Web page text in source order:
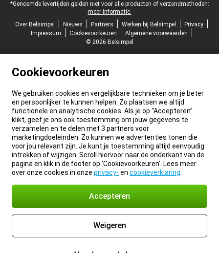
*Genoemde levertijden gelden niet voor alle producten of verzendmethoden:
meer informatie.
Over Belsimpel
Nieuws Partners Werken bij Belsimpel
Privacy
Impressum
Cookievoorkeuren
Algemene voorwaarden
© 2026 Belsimpel
Cookievoorkeuren
We gebruiken cookies en vergelijkbare technieken om je beter
en persoonlijker te kunnen helpen. Zo plaatsen we altijd
functionele en analytische cookies. Als je op “Accepteren”
klikt, geef je ons ook toestemming om jouw gegevens te
verzamelen en te delen met 3 partners voor
marketingdoeleinden. Zo kunnen we advertenties tonen die
voor jou relevant zijn. Je kunt je toestemming altijd eenvoudig
intrekken of wijzigen. Scroll hiervoor naar de onderkant van de
pagina en klik in de footer op 'Cookievoorkeuren'. Lees meer
over onze cookies in onze privacy- en cookieverklaring
Accepteren
Weigeren